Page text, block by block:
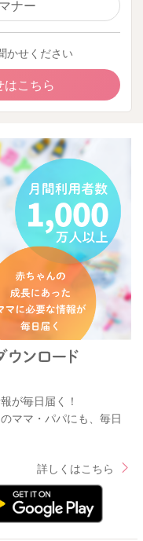
ナー
かせください
こちら
が毎日届く！
ママ・パパにも、毎日
詳しくはこちら